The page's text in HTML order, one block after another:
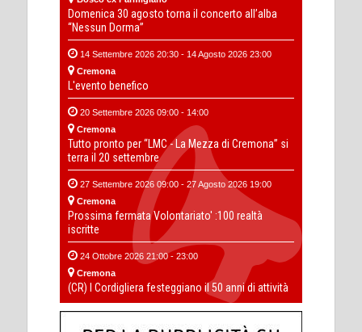
Domenica 30 agosto torna il concerto all’alba
“Nessun Dorma”
14 Settembre 2026 20:30 - 14 Agosto 2026 23:00
Cremona
L'evento benefico
20 Settembre 2026 09:00 - 14:00
Cremona
Tutto pronto per “LMC - La Mezza di Cremona” si
terra il 20 settembre
27 Settembre 2026 09:00 - 27 Agosto 2026 19:00
Cremona
Prossima fermata Volontariato' :100 realtà
iscritte
24 Ottobre 2026 21:00 - 23:00
Cremona
(CR) I Cordigliera festeggiano il 50 anni di attività